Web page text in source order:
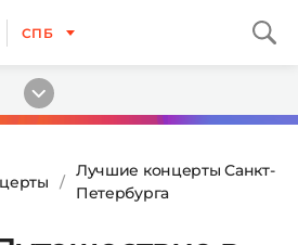
СПБ
Лучшие концерты Санкт-
Петербурга